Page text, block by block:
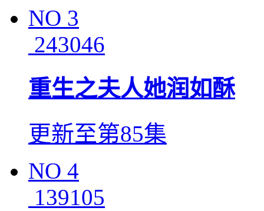
NO 3
243046
重生之夫人她润如酥
更新至第85集
NO 4
139105